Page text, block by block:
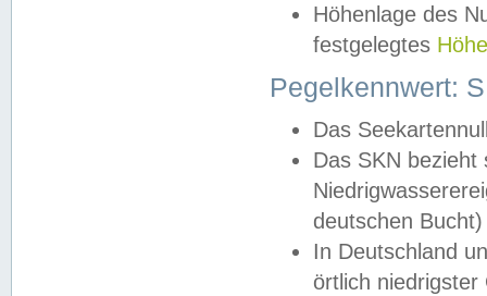
Höhenlage des
festgelegtes
Pegelkennwert:
Das
Das SKN
deutschen
In Deutschland
örtlich